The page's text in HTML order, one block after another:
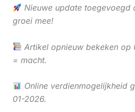
Nieuwe update toegevoegd
groei mee!
Artikel opnieuw bekeken op
= macht.
Online verdienmogelijkheid
01-2026.